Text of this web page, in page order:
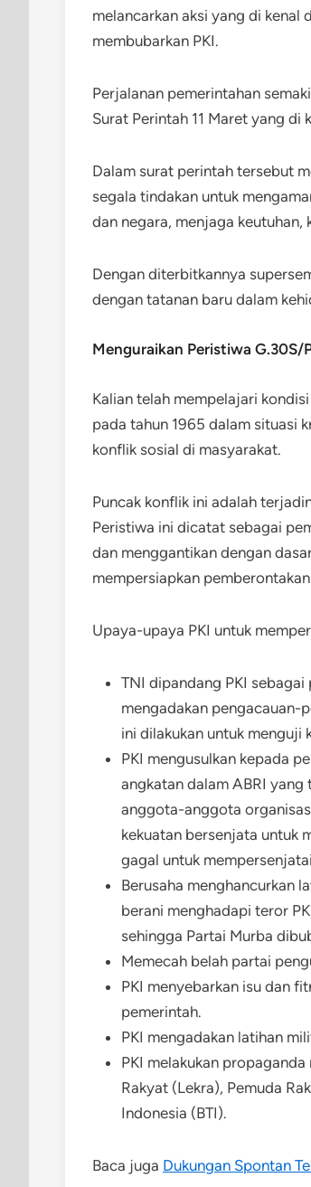
melancarkan aksi yang di kenal
membubarkan PKI.
Perjalanan pemerintahan
Surat Perintah 11 Maret yang di
Dalam surat perintah tersebut
segala tindakan untuk
dan negara, menjaga keutuhan,
Dengan diterbitkannya
dengan tatanan baru dalam
Menguraikan Peristiwa G.30S/
Kalian telah mempelajari
pada tahun 1965 dalam situasi
konflik sosial di masyarakat.
Puncak konflik ini adalah
Peristiwa ini dicatat sebagai
dan menggantikan dengan
mempersiapkan
Upaya-upaya PKI untuk
TNI dipandang PKI sebagai
mengadakan pengacauan-
ini dilakukan untuk menguji
PKI mengusulkan kepada
angkatan dalam ABRI
anggota-anggota
kekuatan bersenjata untuk
gagal untuk
Berusaha menghancurkan
berani menghadapi teror
sehingga Partai Murba
Memecah belah partai
PKI menyebarkan isu dan
pemerintah.
PKI mengadakan latihan
PKI melakukan
Rakyat (Lekra), Pemuda
Indonesia (BTI).
Baca juga Dukungan Spontan